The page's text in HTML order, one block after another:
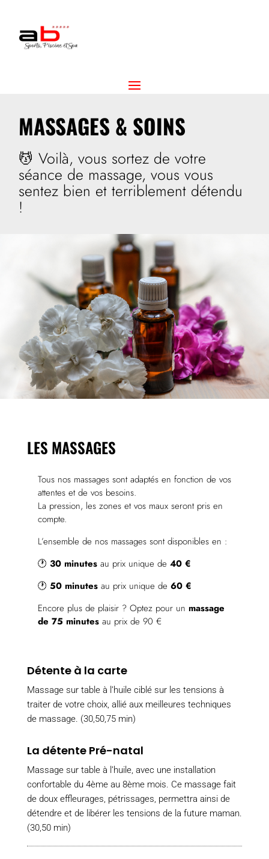
MASSAGES & SOINS
💆Voilà, vous sortez de votre
séance de massage, vous vous
sentez bien et terriblement détendu
!
LES MASSAGES
Tous nos massages sont adaptés en fonction de vos
attentes et de vos besoins.
La pression, les zones et vos maux seront pris en
compte.
L’ensemble de nos massages sont disponibles en :
🕐 30 minutesau prix unique de 40 €
🕐 50 minutesau prix unique de 60 €
Encore plus de plaisir ? Optez pour un massage
de 75 minutes au prix de 90 €
Détente à la carte
Massage sur table à l’huile ciblé sur les tensions à
traiter de votre choix, allié aux meilleures techniques
de massage. (30,50,75 min)
La détente Pré-natal
Massage sur table à l’huile, avec une installation
confortable du 4ème au 8ème mois. Ce massage fait
de doux effleurages, pétrissages, permettra ainsi de
détendre et de libérer les tensions de la future maman.
(30,50 min)